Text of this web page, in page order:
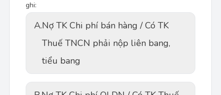
ghi:
A.Nợ TK Chi phí bán hàng / Có TK
Thuế TNCN phải nộp liên bang,
tiểu bang